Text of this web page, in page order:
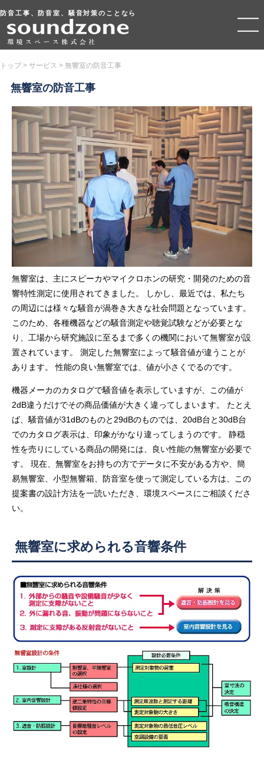
防音工事、防音室、騒音対策のことなら
トップ > サービス > 無響室の防音工事
無響室の防音工事
無響室は、主にスピーカやマイクロホンの研究・開発のための音
響特性測定に使用されてきました。 しかし、最近では、私たち
の周辺には様々な騒音が渦巻き大きな社会問題となっています。
このため、各種機器などの騒音測定や聴覚試験などが必要とな
り、工場から研究施設に至るまで多くの機関において無響室が設
置されています。 測定した無響室によって騒音値が違うことが
あります。 性能の良い無響室では、値が小さくでるのです。
機器メーカのカタログで騒音値を表示していますが、この値が
2dB違うだけでその商品価値が大きく違ってしまいます。 たとえ
ば、騒音値が31dBのものと29dBのものでは、20dB台と30dB台
でのカタログ表示は、印象がかなり違ってしまうのです。 静穏
性を売りにしている商品の開発には、良い性能の無響室が必要で
す。 現在、無響室をお持ちの方でデータに不安がある方や、簡
易無響室、小型無響箱、防音室を使って測定している方は、この
提案書の設計方法を一読いただき、環境スペースにご相談くださ
い。
無響室に求められる音響条件